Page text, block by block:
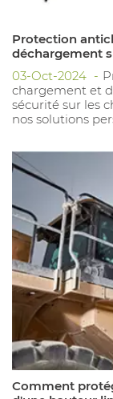
Protection
déchargement
03-Oct-2024
chargement et
sécurité sur les
nos solutions
Comment